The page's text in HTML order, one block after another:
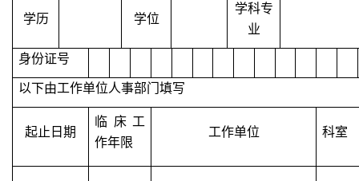
学历 学位
学科专
业
身份证号
以下由工作单位人事部门填写
起止日期
临床工
作年限
工作单位 科室